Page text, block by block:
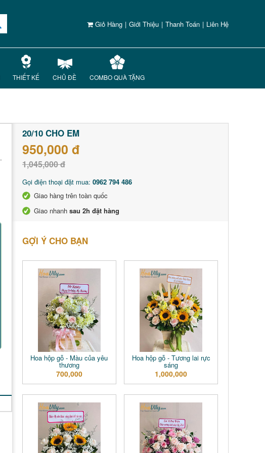
Giỏ Hàng | Giới Thiệu | Thanh Toán | Liên Hệ
THIẾT KẾ CHỦ ĐỀ COMBO QUÀ TẶNG
20/10 CHO EM
950,000 đ
1,045,000 đ
Gọi điện thoại đặt mua: 0962 794 486
Giao hàng trên toàn quốc
Giao nhanh sau 2h đặt hàng
GỢI Ý CHO BẠN
Hoa hộp gỗ - Màu của yêu
thương
700,000
Hoa hộp gỗ - Tương lai rực
sáng
1,000,000